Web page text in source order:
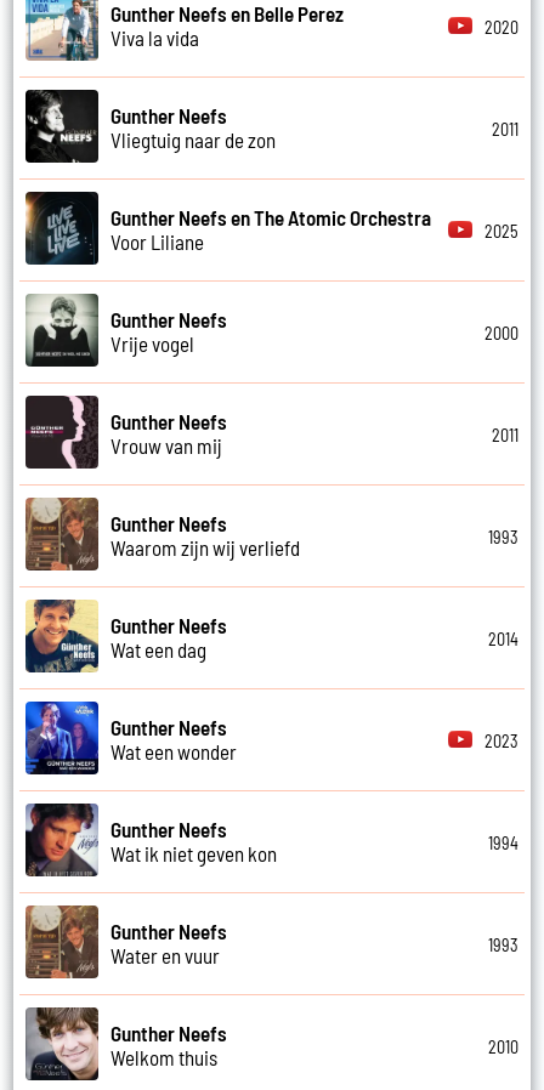
Gunther Neefs en Belle Perez
Viva la vida
2020
Gunther Neefs
Vliegtuig naar de zon
2011
Gunther Neefs en The Atomic Orchestra
Voor Liliane
2025
Gunther Neefs
Vrije vogel
2000
Gunther Neefs
Vrouw van mij
2011
Gunther Neefs
Waarom zijn wij verliefd
1993
Gunther Neefs
Wat een dag
2014
Gunther Neefs
Wat een wonder
2023
Gunther Neefs
Wat ik niet geven kon
1994
Gunther Neefs
Water en vuur
1993
Gunther Neefs
Welkom thuis
2010